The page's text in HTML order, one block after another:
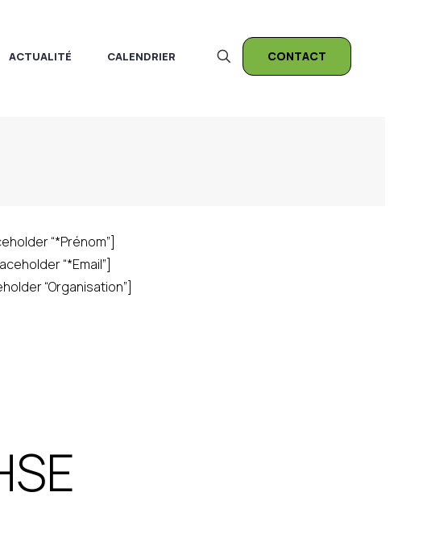
ACTUALITÉ CALENDRIER CONTACT
“*Prénom”]
“*Email”]
“Organisation”]